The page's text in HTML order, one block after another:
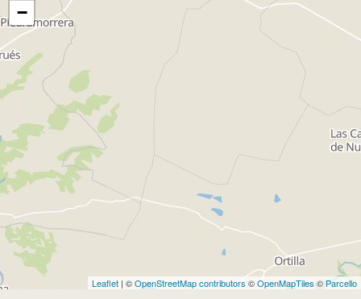
−
Leaflet | ©OpenStreetMap contributors ©OpenMapTiles © Parcello